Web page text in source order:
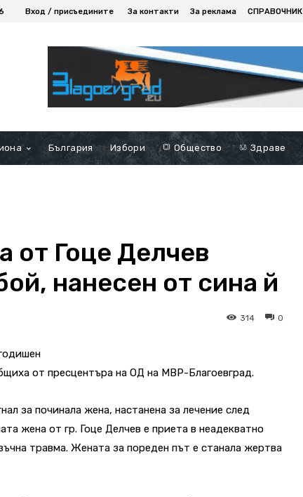
Вход / присъедините За контакти За реклама СПРАВОЧНИК
България Избори Общество Здраве
от Гоце Делчев
нанесен от сина й
0
314
от пресцентъра на ОД на МВР-Благоевград.
за починала жена, настанена за лечение след
жена от гр. Гоце Делчев е приета в неадекватно
травма. Жената за пореден път е станала жертва